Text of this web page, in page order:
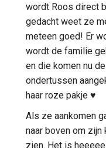
wordt Roos direct
gedacht weet ze
meteen goed! Er
wordt de familie
en die komen nu
ondertussen
haar roze pakje ♥
Als ze aankomen
naar boven om
zien. Het is